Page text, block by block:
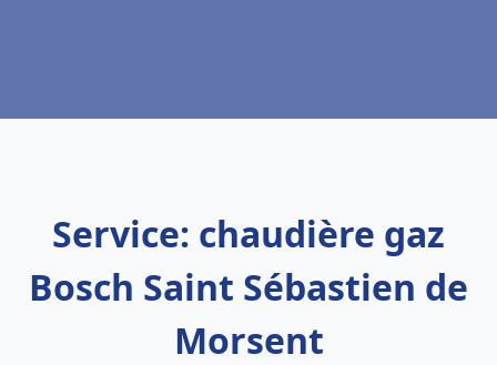
Service: chaudière gaz
Bosch Saint Sébastien de
Morsent